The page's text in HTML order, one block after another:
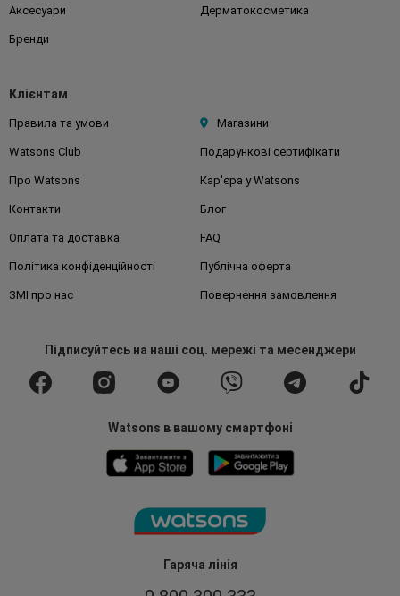
Гаряча лінія
Аксесуари Дерматокосметика
Бренди
Клієнтам
Правила та умови Магазини
Watsons Club Подарункові сертифікати
Про Watsons Кар'єра у Watsons
Контакти Блог
Оплата та доставка FAQ
Політика конфіденційності Публічна оферта
ЗМІ про нас Повернення замовлення
Підписуйтесьна наші соц. мережі та месенджери
Watsons в вашому смартфоні